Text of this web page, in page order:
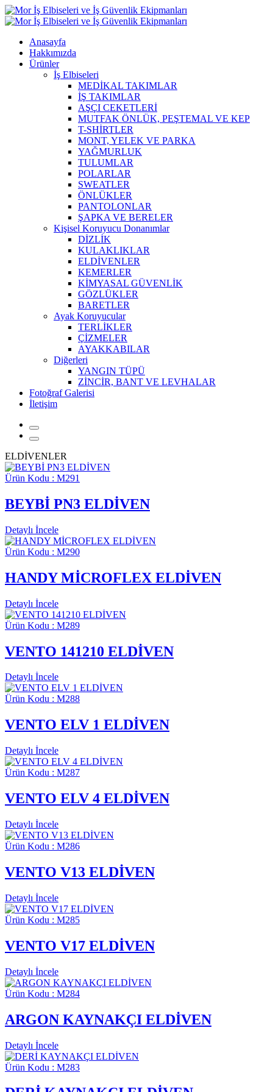
Anasayfa
Hakkımızda
Ürünler
İş Elbiseleri
MEDİKAL TAKIMLAR
İŞ TAKIMLAR
AŞÇI CEKETLERİ
MUTFAK ÖNLÜK, PEŞTEMAL VE KEP
T-SHİRTLER
MONT, YELEK VE PARKA
YAĞMURLUK
TULUMLAR
POLARLAR
SWEATLER
ÖNLÜKLER
PANTOLONLAR
ŞAPKA VE BERELER
Kişisel Koruyucu Donanımlar
DİZLİK
KULAKLIKLAR
ELDİVENLER
KEMERLER
KİMYASAL GÜVENLİK
GÖZLÜKLER
BARETLER
Ayak Koruyucular
TERLİKLER
ÇİZMELER
AYAKKABILAR
Diğerleri
YANGIN TÜPÜ
ZİNCİR, BANT VE LEVHALAR
Fotoğraf Galerisi
İletişim
ELDİVENLER
Ürün Kodu : M291
BEYBİ PN3 ELDİVEN
Detaylı İncele
Ürün Kodu : M290
HANDY MİCROFLEX ELDİVEN
Detaylı İncele
Ürün Kodu : M289
VENTO 141210 ELDİVEN
Detaylı İncele
Ürün Kodu : M288
VENTO ELV 1 ELDİVEN
Detaylı İncele
Ürün Kodu : M287
VENTO ELV 4 ELDİVEN
Detaylı İncele
Ürün Kodu : M286
VENTO V13 ELDİVEN
Detaylı İncele
Ürün Kodu : M285
VENTO V17 ELDİVEN
Detaylı İncele
Ürün Kodu : M284
ARGON KAYNAKÇI ELDİVEN
Detaylı İncele
Ürün Kodu : M283